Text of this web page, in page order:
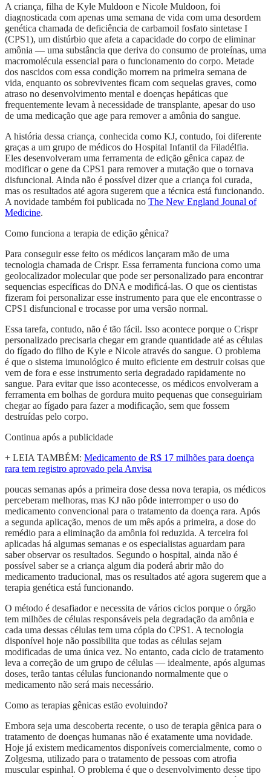
A criança, filha de Kyle Muldoon e Nicole Muldoon, foi
diagnosticada com apenas uma semana de vida com uma desordem
genética chamada de deficiência de carbamoil fosfato sintetase I
(CPS1), um distúrbio que afeta a capacidade do corpo de eliminar
amônia — uma substância que deriva do consumo de proteínas, uma
macromolécula essencial para o funcionamento do corpo. Metade
dos nascidos com essa condição morrem na primeira semana de
vida, enquanto os sobreviventes ficam com sequelas graves, como
atraso no desenvolvimento mental e doenças hepáticas que
frequentemente levam à necessidade de transplante, apesar do uso
de uma medicação que age para remover a amônia do sangue.
A história dessa criança, conhecida como KJ, contudo, foi diferente
graças a um grupo de médicos do Hospital Infantil da Filadélfia.
Eles desenvolveram uma ferramenta de edição gênica capaz de
modificar o gene da CPS1 para remover a mutação que o tornava
disfuncional. Ainda não é possível dizer que a criança foi curada,
mas os resultados até agora sugerem que a técnica está funcionando.
A novidade também foi publicada no The New England Jounal of
Medicine.
Como funciona a terapia de edição gênica?
Para conseguir esse feito os médicos lançaram mão de uma
tecnologia chamada de Crispr. Essa ferramenta funciona como uma
geolocalizador molecular que pode ser personalizado para encontrar
sequencias específicas do DNA e modificá-las. O que os cientistas
fizeram foi personalizar esse instrumento para que ele encontrasse o
CPS1 disfuncional e trocasse por uma versão normal.
Essa tarefa, contudo, não é tão fácil. Isso acontece porque o Crispr
personalizado precisaria chegar em grande quantidade até as células
do fígado do filho de Kyle e Nicole através do sangue. O problema
é que o sistema imunológico é muito eficiente em destruir coisas que
vem de fora e esse instrumento seria degradado rapidamente no
sangue. Para evitar que isso acontecesse, os médicos envolveram a
ferramenta em bolhas de gordura muito pequenas que conseguiriam
chegar ao fígado para fazer a modificação, sem que fossem
destruídas pelo corpo.
Continua após a publicidade
+ LEIA TAMBÉM: Medicamento de R$ 17 milhões para doença
rara tem registro aprovado pela Anvisa
poucas semanas após a primeira dose dessa nova terapia, os médicos
perceberam melhoras, mas KJ não pôde interromper o uso do
medicamento convencional para o tratamento da doença rara. Após
a segunda aplicação, menos de um mês após a primeira, a dose do
remédio para a eliminação da amônia foi reduzida. A terceira foi
aplicadas há algumas semanas e os especialistas aguardam para
saber observar os resultados. Segundo o hospital, ainda não é
possível saber se a criança algum dia poderá abrir mão do
medicamento traducional, mas os resultados até agora sugerem que a
terapia genética está funcionando.
O método é desafiador e necessita de vários ciclos porque o órgão
tem milhões de células responsáveis pela degradação da amônia e
cada uma dessas células tem uma cópia do CPS1. A tecnologia
disponível hoje não possibilita que todas as células sejam
modificadas de uma única vez. No entanto, cada ciclo de tratamento
leva a correção de um grupo de células — idealmente, após algumas
doses, terão tantas células funcionando normalmente que o
medicamento não será mais necessário.
Como as terapias gênicas estão evoluindo?
Embora seja uma descoberta recente, o uso de terapia gênica para o
tratamento de doenças humanas não é exatamente uma novidade.
Hoje já existem medicamentos disponíveis comercialmente, como o
Zolgesma, utilizado para o tratamento de pessoas com atrofia
muscular espinhal. O problema é que o desenvolvimento desse tipo